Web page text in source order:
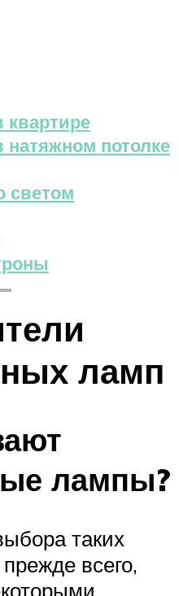
потолке
светом
ламп
лампы?
таких
всего,